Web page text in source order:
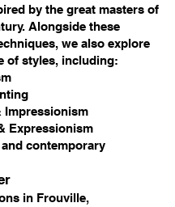
by the great masters of
Alongside these
we also explore
of styles, including:
Impressionism
Expressionism
contemporary
in Frouville,